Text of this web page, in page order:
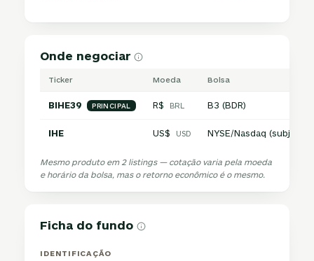
Onde negociar
Ticker Moeda Bolsa
BIHE39 PRINCIPAL R$ BRL B3 (BDR)
IHE US$ USD NYSE/Nasdaq
Mesmo produto em 2 listings — cotação varia pela moeda
e horário da bolsa, mas o retorno econômico é o mesmo.
Ficha do fundo
IDENTIFICAÇÃO